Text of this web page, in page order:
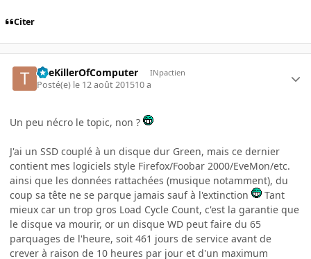
Citer
TheKillerOfComputer INpactien
Posté(e) le 12 août 201510 a
Un peu nécro le topic, non ?
J'ai un SSD couplé à un disque dur Green, mais ce dernier
contient mes logiciels style Firefox/Foobar 2000/EveMon/etc.
ainsi que les données rattachées (musique notamment), du
coup sa tête ne se parque jamais sauf à l'extinction
Tant
mieux car un trop gros Load Cycle Count, c'est la garantie que
le disque va mourir, or un disque WD peut faire du 65
parquages de l'heure, soit 461 jours de service avant de
crever à raison de 10 heures par jour et d'un maximum